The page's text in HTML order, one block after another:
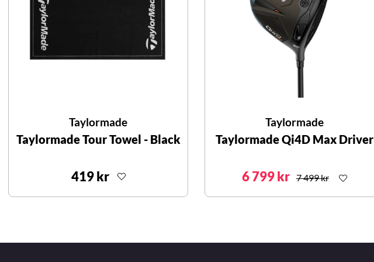
Taylormade
Taylormade Tour Towel - Black
419 kr
Taylormade
Taylormade Qi4D Max Driver
6 799 kr 7 499 kr